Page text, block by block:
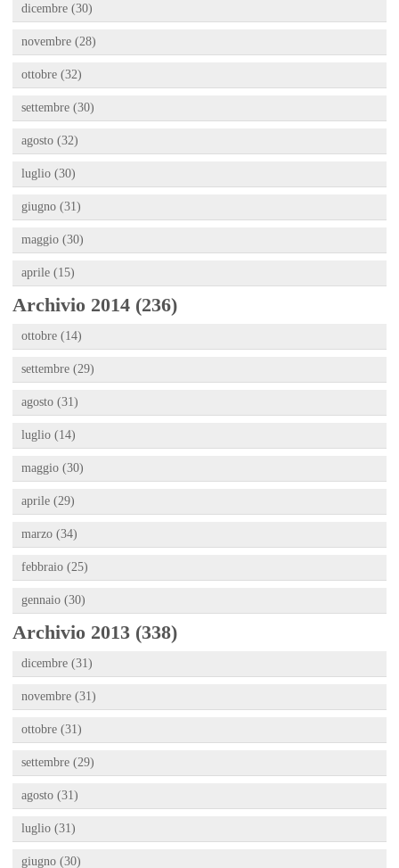
dicembre (30)
novembre (28)
ottobre (32)
settembre (30)
agosto (32)
luglio (30)
giugno (31)
maggio (30)
aprile (15)
Archivio 2014 (236)
ottobre (14)
settembre (29)
agosto (31)
luglio (14)
maggio (30)
aprile (29)
marzo (34)
febbraio (25)
gennaio (30)
Archivio 2013 (338)
dicembre (31)
novembre (31)
ottobre (31)
settembre (29)
agosto (31)
luglio (31)
giugno (30)